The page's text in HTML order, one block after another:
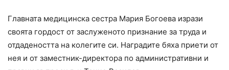
Главната медицинска сестра Мария Богоева изрази
своята гордост от заслуженото признание за труда и
отдадеността на колегите си. Наградите бяха приети от
нея и от заместник-директора по административни и